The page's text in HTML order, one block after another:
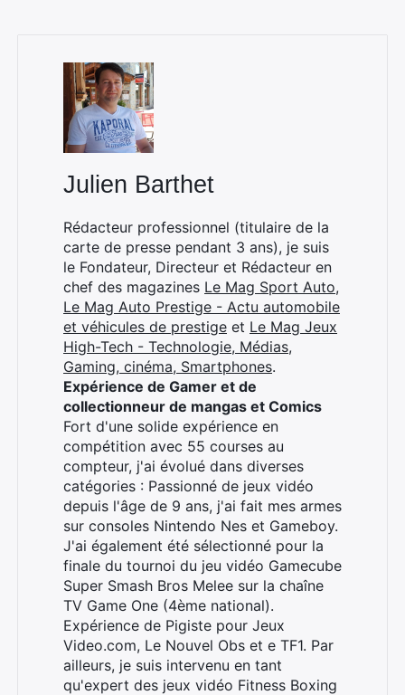
Julien Barthet
Rédacteur professionnel (titulaire de la
carte de presse pendant 3 ans), je suis
le Fondateur, Directeur et Rédacteur en
chef des magazines Le Mag Sport Auto,
Le Mag Auto Prestige - Actu automobile
et véhicules de prestige et Le Mag Jeux
High-Tech - Technologie, Médias,
Gaming, cinéma, Smartphones.
Expérience de Gamer et de
collectionneur de mangas et Comics
Fort d'une solide expérience en
compétition avec 55 courses au
compteur, j'ai évolué dans diverses
catégories : Passionné de jeux vidéo
depuis l'âge de 9 ans, j'ai fait mes armes
sur consoles Nintendo Nes et Gameboy.
J'ai également été sélectionné pour la
finale du tournoi du jeu vidéo Gamecube
Super Smash Bros Melee sur la chaîne
TV Game One (4ème national).
Expérience de Pigiste pour Jeux
Video.com, Le Nouvel Obs et e TF1. Par
ailleurs, je suis intervenu en tant
qu'expert des jeux vidéo Fitness Boxing
Rechercher